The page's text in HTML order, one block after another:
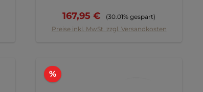
Verkaufspreis:
167,95 € Regulärer Preis:
(30.01% gespart)
Preise inkl. MwSt. zzgl. Versandkosten
%Rabatt